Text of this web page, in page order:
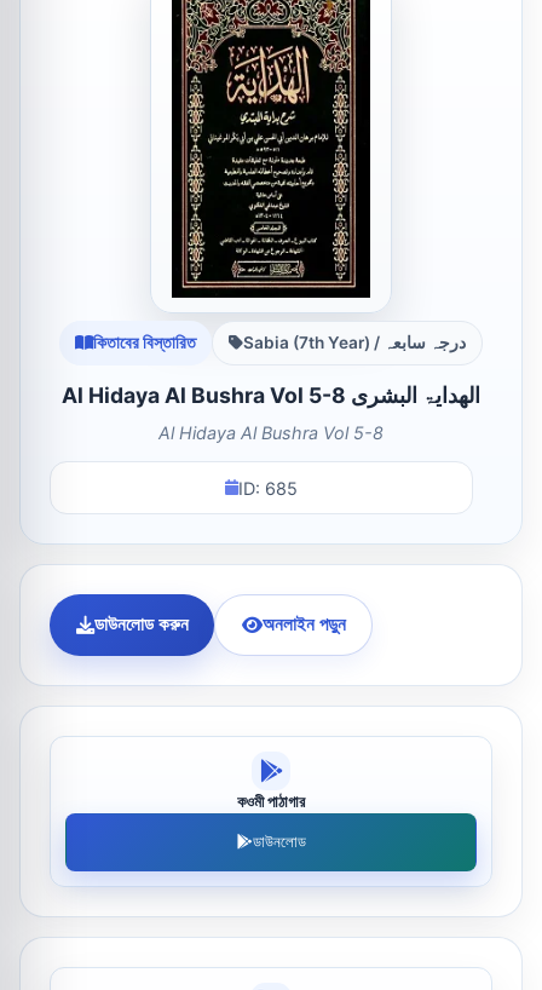
কিতাবের বিস্তারিত Sabia (7th Year) / درجہ سابعہ
Al Hidaya Al Bushra Vol 5-8 الھدایۃ البشری
Al Hidaya Al Bushra Vol 5-8
ID: 685
ডাউনলোড করুন অনলাইন পড়ুন
কওমী পাঠাগার
ডাউনলোড